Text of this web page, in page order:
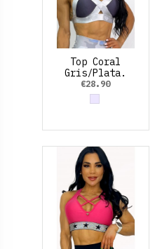
Top Coral
Gris/Plata.
€28.90
Grey